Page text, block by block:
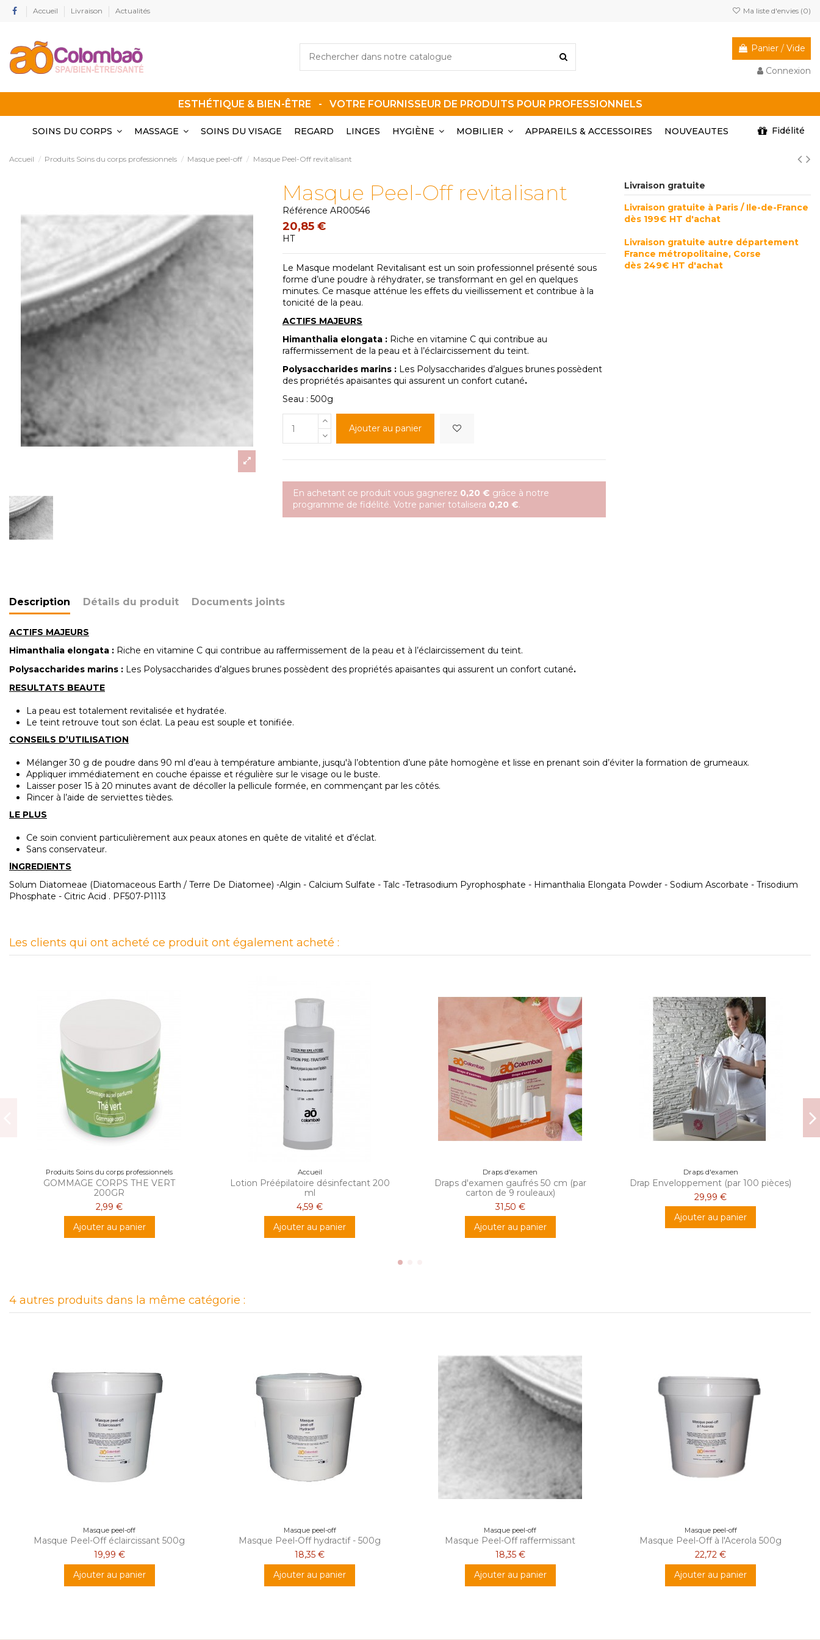
Accueil Livraison Actualités Ma liste d'envies (0)
Panier / Vide
Connexion
ESTHÉTIQUE & BIEN-ÊTRE - VOTRE FOURNISSEUR DE PRODUITS POUR PROFESSIONNELS
SOINS DU CORPS MASSAGE SOINS DU VISAGE REGARD LINGES HYGIÈNE MOBILIER APPAREILS & ACCESSOIRES Fidélité
NOUVEAUTES
Accueil Produits Soins du corps professionnels Masque peel-off Masque Peel-Off revitalisant
Masque Peel-Off revitalisant
Référence AR00546
20,85 €
HT
Le Masque modelant Revitalisant est un soin professionnel présenté sous
forme d’une poudre à réhydrater, se transformant en gel en quelques
minutes. Ce masque atténue les effets du vieillissement et contribue à la
tonicité de la peau.
ACTIFS MAJEURS
Himanthalia elongata : Riche en vitamine C qui contribue au
raffermissement de la peau et à l’éclaircissement du teint.
Polysaccharides marins:Les Polysaccharides d’algues brunes possèdent
des propriétés apaisantes qui assurent un confort cutané.
Seau : 500g
Ajouter au panier
En achetant ce produit vous gagnerez 0,20 € grâce à notre
programme de fidélité. Votre panier totalisera 0,20 €.
Livraison gratuite
Livraison gratuite à Paris / Ile-de-France
dès 199€ HT d'achat
Livraison gratuite autre département
France métropolitaine, Corse
dès 249€ HT d'achat
Description Détails du produit Documents joints
ACTIFS MAJEURS
Himanthalia elongata : Riche en vitamine C qui contribue au raffermissement de la peau et à l’éclaircissement du teint.
Polysaccharides marins : Les Polysaccharides d’algues brunes possèdent des propriétés apaisantes qui assurent un confort cutané.
RESULTATS BEAUTE
La peau est totalement revitalisée et hydratée.
Le teint retrouve tout son éclat. La peau est souple et tonifiée.
CONSEILS D’UTILISATION
Mélanger 30 g de poudre dans 90 ml d’eau à température ambiante, jusqu'à l’obtention d’une pâte homogène et lisse en prenant soin d’éviter la formation de grumeaux.
Appliquer immédiatement en couche épaisse et régulière sur le visage ou le buste.
Laisser poser 15 à 20 minutes avant de décoller la pellicule formée, en commençant par les côtés.
Rincer à l’aide de serviettes tièdes.
LE PLUS
Ce soin convient particulièrement aux peaux atones en quête de vitalité et d’éclat.
Sans conservateur.
lNGREDIENTS
Solum Diatomeae (Diatomaceous Earth / Terre De Diatomee) -Algin - Calcium Sulfate - Talc -Tetrasodium Pyrophosphate - Himanthalia Elongata Powder - Sodium Ascorbate - Trisodium
Phosphate - Citric Acid . PF507-P1113
Les clients qui ont acheté ce produit ont également acheté :
Produits Soins du corps professionnels
GOMMAGE CORPS THE VERT
200GR
2,99 €
Ajouter au panier
Accueil
Lotion Préépilatoire désinfectant 200
ml
4,59 €
Ajouter au panier
Draps d'examen
Draps d'examen gaufrés 50 cm (par
carton de 9 rouleaux)
31,50 €
Ajouter au panier
Draps d'examen
Drap Enveloppement (par 100 pièces)
29,99 €
Ajouter au panier
4 autres produits dans la même catégorie :
Masque peel-off
Masque Peel-Off éclaircissant 500g
19,99 €
Ajouter au panier
Masque peel-off
Masque Peel-Off hydractif - 500g
18,35 €
Ajouter au panier
Masque peel-off
Masque Peel-Off raffermissant
18,35 €
Ajouter au panier
Masque peel-off
Masque Peel-Off à l'Acerola 500g
22,72 €
Ajouter au panier